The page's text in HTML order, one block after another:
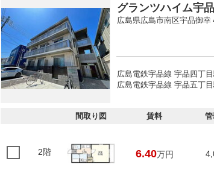
グランツハイム宇品
広島県広島市南区宇品御幸
広島電鉄宇品線 宇品四丁
広島電鉄宇品線 宇品五丁
間取り図 賃料
2階 6.40万円